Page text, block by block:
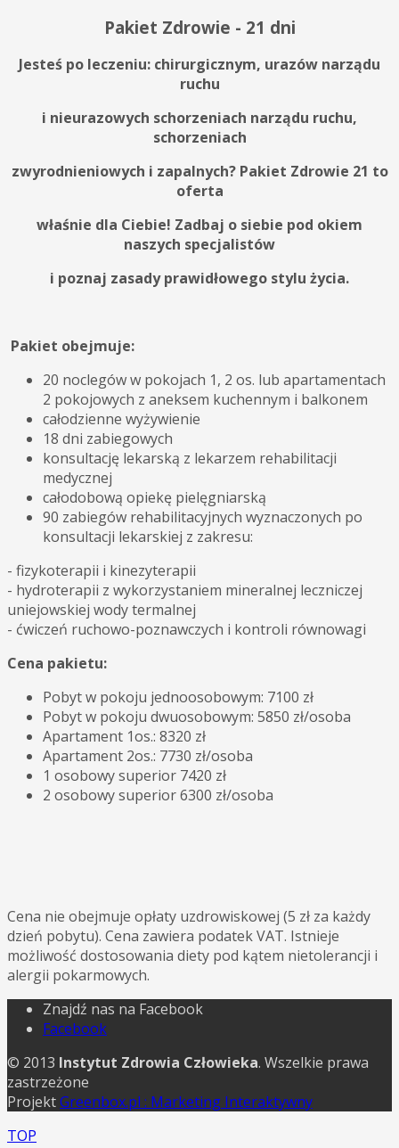
Pakiet Zdrowie - 21 dni
Jesteś po leczeniu: chirurgicznym, urazów narządu
ruchu
i nieurazowych schorzeniach narządu ruchu,
schorzeniach
zwyrodnieniowych i zapalnych? Pakiet Zdrowie 21 to
oferta
właśnie dla Ciebie! Zadbaj o siebie pod okiem
naszych specjalistów
i poznaj zasady prawidłowego stylu życia.
Pakiet obejmuje:
20 noclegów w pokojach 1, 2 os. lub apartamentach
2 pokojowych z aneksem kuchennym i balkonem
całodzienne wyżywienie
18 dni zabiegowych
konsultację lekarską z lekarzem rehabilitacji
medycznej
całodobową opiekę pielęgniarską
90 zabiegów rehabilitacyjnych wyznaczonych po
konsultacji lekarskiej z zakresu:
- fizykoterapii i kinezyterapii
- hydroterapii z wykorzystaniem mineralnej leczniczej
uniejowskiej wody termalnej
- ćwiczeń ruchowo-poznawczych i kontroli równowagi
Cena pakietu:
Pobyt w pokoju jednoosobowym: 7100 zł
Pobyt w pokoju dwuosobowym: 5850 zł/osoba
Apartament 1os.: 8320 zł
Apartament 2os.: 7730 zł/osoba
1 osobowy superior 7420 zł
2 osobowy superior 6300 zł/osoba
Cena nie obejmuje opłaty uzdrowiskowej (5 zł za każdy
dzień pobytu). Cena zawiera podatek VAT. Istnieje
możliwość dostosowania diety pod kątem nietolerancji i
alergii pokarmowych.
Znajdź nas na Facebook
Facebook
© 2013 Instytut Zdrowia Człowieka. Wszelkie prawa
zastrzeżone
ProjektGreenbox.pl : Marketing Interaktywny
TOP